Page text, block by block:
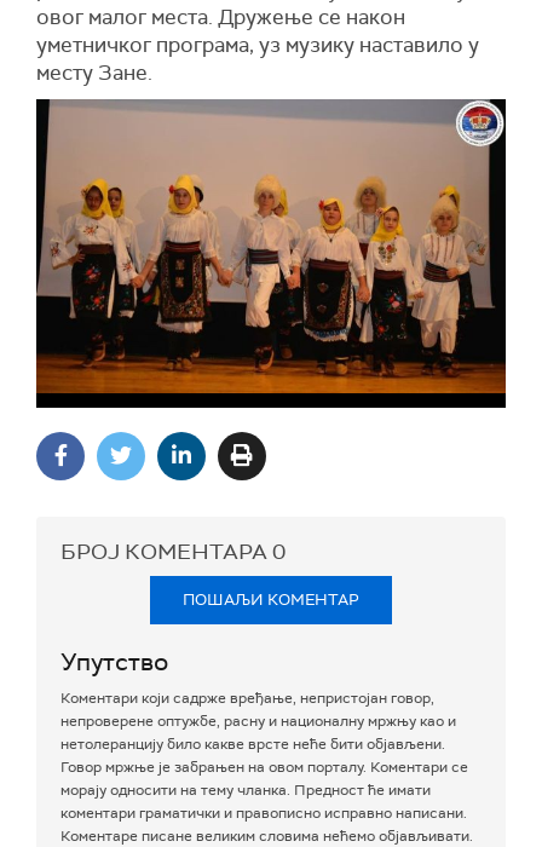
овог малог места. Дружење се након
уметничког програма, уз музику наставило у
месту Зане.
БРОЈ КОМЕНТАРА0
ПОШАЉИ КОМЕНТАР
Упутство
Коментари који садрже вређање, непристојан говор,
непроверене оптужбе, расну и националну мржњу као и
нетолеранцију било какве врсте неће бити објављени.
Говор мржње је забрањен на овом порталу. Коментари се
морају односити на тему чланка. Предност ће имати
коментари граматички и правописно исправно написани.
Коментаре писане великим словима нећемо објављивати.